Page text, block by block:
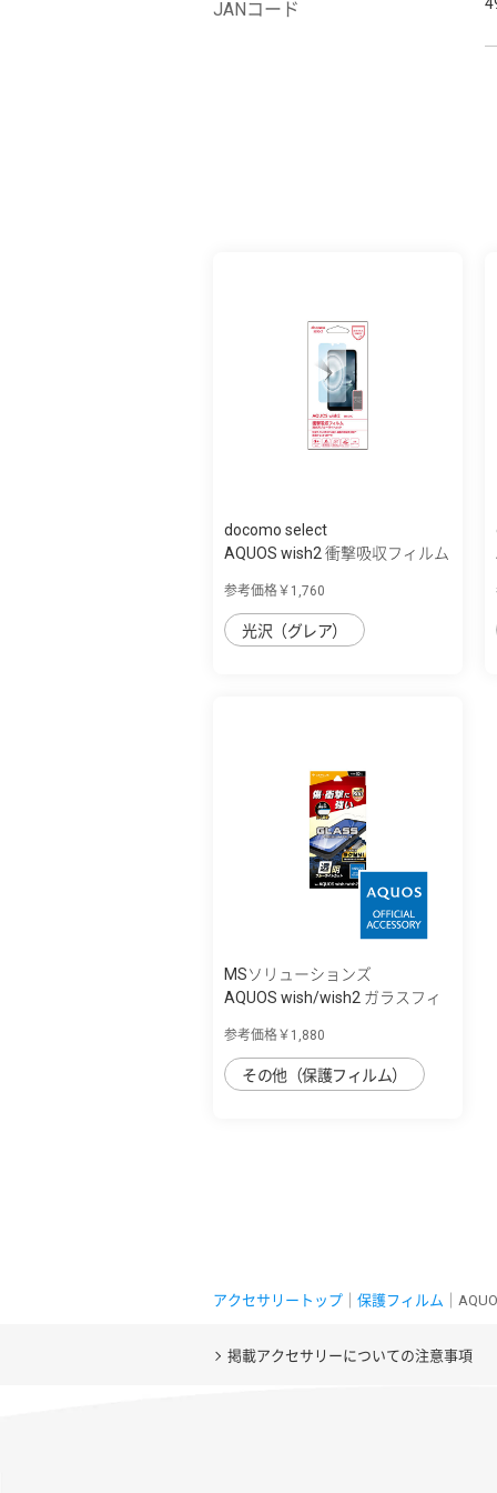
JANコード
docomo select
AQUOS wish2 衝撃吸収フィルム
参考価格￥1,760
光沢（グレア）
MSソリューションズ
AQUOS wish/wish2 ガラスフィ
参考価格￥1,880
その他（保護フィルム）
アクセサリートップ 保護フィルム ｜
掲載アクセサリーについての注意事項